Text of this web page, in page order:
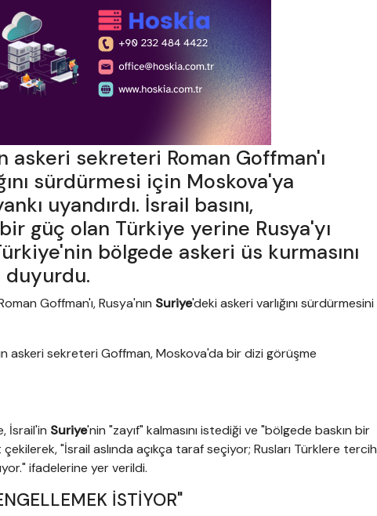
askeri sekreteri Roman Goffman'ı
sürdürmesi için Moskova'ya
uyandırdı. İsrail basını,
güç olan Türkiye yerine Rusya'yı
bölgede askeri üs kurmasını
duyurdu.
Goffman'ı, Rusya'nın Suriye'deki askeri varlığını sürdürmesini
askeri sekreteri Goffman, Moskova'da bir dizi görüşme
İsrail'in Suriye'nin "zayıf" kalmasını istediği ve "bölgede baskın bir
"İsrail aslında açıkça taraf seçiyor; Rusları Türklere tercih
ifadelerine yer verildi.
İSTİYOR"